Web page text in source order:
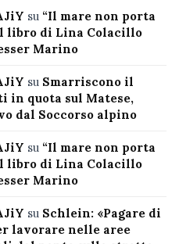
su “Il mare non porta
libro di Lina Colacillo
Marino
su Smarriscono il
in quota sul Matese,
dal Soccorso alpino
su “Il mare non porta
libro di Lina Colacillo
Marino
su Schlein: «Pagare di
lavorare nelle aree